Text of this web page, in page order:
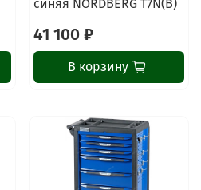
синяя NORDBERG T7N(B)
41 100 ₽
В корзину